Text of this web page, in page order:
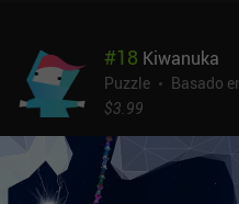
del juego tiene su propio tema,
les confiere una identidad atmosférica única.
son rápidos y requieren pensar
estirar o encoger un lado
deshacer cualquier acción es fácil. Una vez completados, no
mucho incentivo para volver
#18 Kiwanuka
Puzzle
Basado
$3.99